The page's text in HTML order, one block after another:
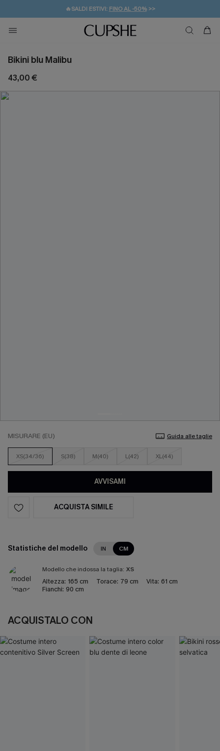
🔥SALDI ESTIVI: FINO AL -50%>>
🚚SPEDIZIONE GRATUITA DA 49€
💌REGALO PER I NUOVI: 20% DI SCONTO*
Bikini blu Malibu
43,00 €
MISURARE (EU) Guida alle taglie
XS(34/36) S(38) M(40) L(42) XL(44)
AVVISAMI
ACQUISTA SIMILE
Statistiche del modello IN CM
Modello che indossa la taglia: XS
Altezza: 165 cm Torace: 79 cm Vita: 61 cm
Fianchi: 90 cm
ACQUISTALO CON